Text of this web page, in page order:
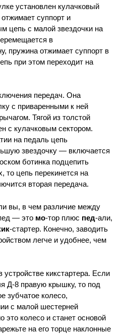
установлен кулачковый
суппорт и
цепь с малой звездочки на
в
пружина отжимает суппорт в
при этом переходит на
передач. Она
с приваренными к ней
Тягой из толстой
с кулачковым сектором.
на педаль цепь
звездочку — включается
ботинка подцепить
то цепь перекинется на
вторая передача.
вы, в чем различие между
— это мо-тор плюс пед-али,
-стартер. Конечно, заводить
легче и удобнее, чем
кикстартера. Если
Д-8 правую крышку, то под
зубчатое колесо,
с малой шестерней
это колесо и станет основой
на его торце наклонные